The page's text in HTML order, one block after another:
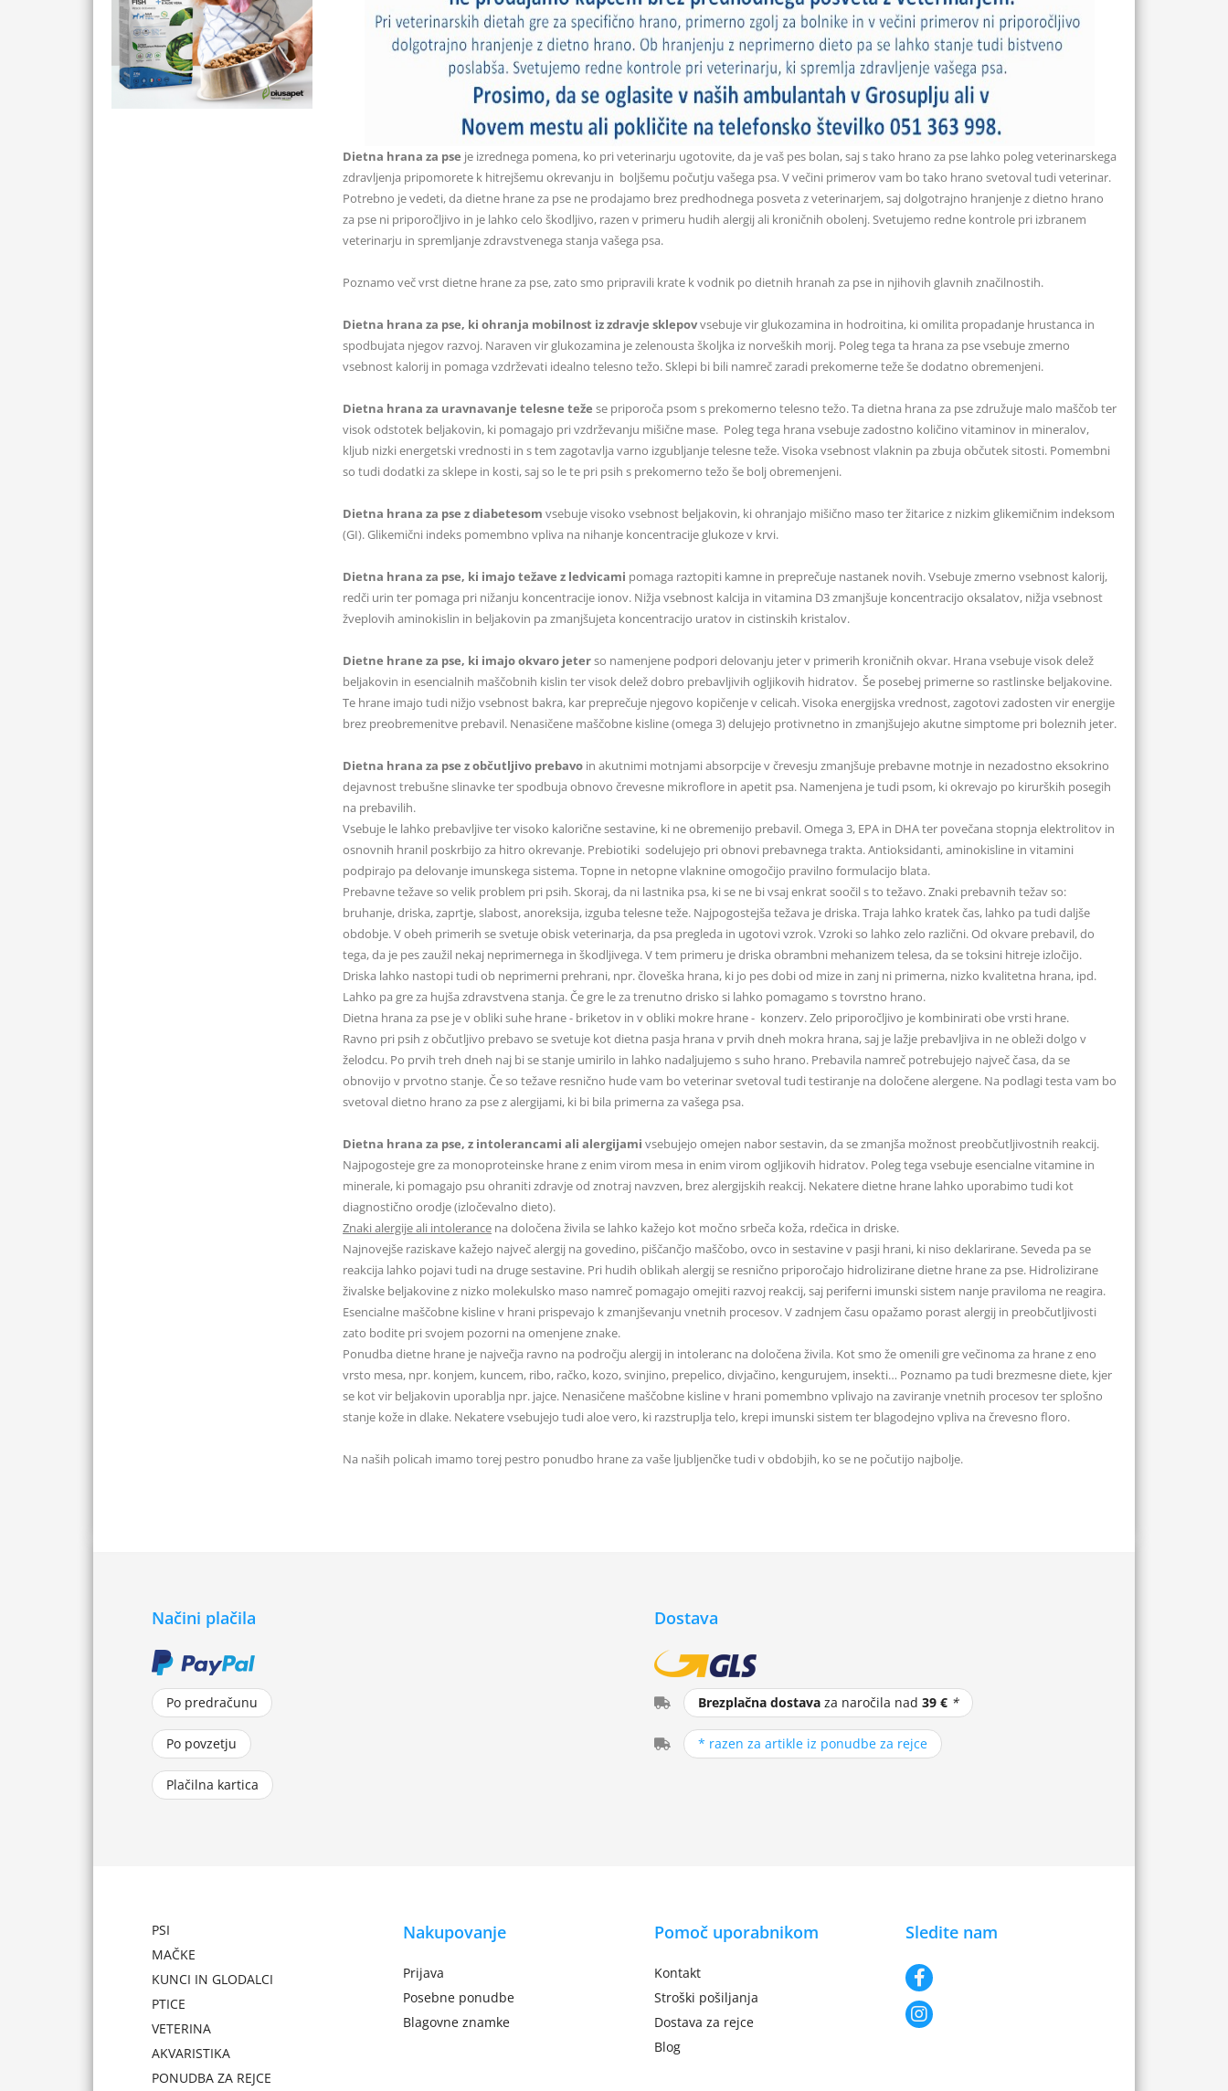
Dietna hrana za pse je izrednega pomena, ko pri veterinarju ugotovite, da je vaš pes bolan, saj s tako hrano za pse lahko poleg veterinarskega
zdravljenja pripomorete k hitrejšemu okrevanju in boljšemu počutju vašega psa. V večini primerov vam bo tako hrano svetoval tudi veterinar.
Potrebno je vedeti, da dietne hrane za pse ne prodajamo brez predhodnega posveta z veterinarjem, saj dolgotrajno hranjenje z dietno hrano
za pse ni priporočljivo in je lahko celo škodljivo, razen v primeru hudih alergij ali kroničnih obolenj. Svetujemo redne kontrole pri izbranem
veterinarju in spremljanje zdravstvenega stanja vašega psa.
Poznamo več vrst dietne hrane za pse, zato smo pripravili krate k vodnik po dietnih hranah za pse in njihovih glavnih značilnostih.
Dietna hrana za pse, ki ohranja mobilnost iz zdravje sklepovvsebuje vir glukozamina in hodroitina, ki omilita propadanje hrustanca in
spodbujata njegov razvoj. Naraven vir glukozamina je zelenousta školjka iz norveških morij. Poleg tega ta hrana za pse vsebuje zmerno
vsebnost kalorij in pomaga vzdrževati idealno telesno težo. Sklepi bi bili namreč zaradi prekomerne teže še dodatno obremenjeni.
Dietna hrana za uravnavanje telesne teže se priporoča psom s prekomerno telesno težo. Ta dietna hrana za pse združuje malo maščob ter
visok odstotek beljakovin, ki pomagajo pri vzdrževanju mišične mase. Poleg tega hrana vsebuje zadostno količino vitaminov in mineralov,
kljub nizki energetski vrednosti in s tem zagotavlja varno izgubljanje telesne teže. Visoka vsebnost vlaknin pa zbuja občutek sitosti. Pomembni
so tudi dodatki za sklepe in kosti, saj so le te pri psih s prekomerno težo še bolj obremenjeni.
Dietna hrana za pse z diabetesom vsebuje visoko vsebnost beljakovin, ki ohranjajo mišično maso ter žitarice z nizkim glikemičnim indeksom
(GI). Glikemični indeks pomembno vpliva na nihanje koncentracije glukoze v krvi.
Dietna hrana za pse, ki imajo težave z ledvicami pomaga raztopiti kamne in preprečuje nastanek novih. Vsebuje zmerno vsebnost kalorij,
redči urin ter pomaga pri nižanju koncentracije ionov. Nižja vsebnost kalcija in vitamina D3 zmanjšuje koncentracijo oksalatov, nižja vsebnost
žveplovih aminokislin in beljakovin pa zmanjšujeta koncentracijo uratov in cistinskih kristalov.
Dietne hrane za pse, ki imajo okvaro jeterso namenjene podpori delovanju jeter v primerih kroničnih okvar. Hrana vsebuje visok delež
beljakovin in esencialnih maščobnih kislin ter visok delež dobro prebavljivih ogljikovih hidratov. Še posebej primerne so rastlinske beljakovine.
Te hrane imajo tudi nižjo vsebnost bakra, kar preprečuje njegovo kopičenje v celicah. Visoka energijska vrednost, zagotovi zadosten vir energije
brez preobremenitve prebavil. Nenasičene maščobne kisline (omega 3) delujejo protivnetno in zmanjšujejo akutne simptome pri boleznih jeter.
Dietna hrana za pse z občutljivo prebavo in akutnimi motnjami absorpcije v črevesju zmanjšuje prebavne motnje in nezadostno eksokrino
dejavnost trebušne slinavke ter spodbuja obnovo črevesne mikroflore in apetit psa. Namenjena je tudi psom, ki okrevajo po kirurških posegih
na prebavilih.
Vsebuje le lahko prebavljive ter visoko kalorične sestavine, ki ne obremenijo prebavil. Omega 3, EPA in DHA ter povečana stopnja elektrolitov in
osnovnih hranil poskrbijo za hitro okrevanje. Prebiotiki sodelujejo pri obnovi prebavnega trakta. Antioksidanti, aminokisline in vitamini
podpirajo pa delovanje imunskega sistema. Topne in netopne vlaknine omogočijo pravilno formulacijo blata.
Prebavne težave so velik problem pri psih. Skoraj, da ni lastnika psa, ki se ne bi vsaj enkrat soočil s to težavo. Znaki prebavnih težav so:
bruhanje, driska, zaprtje, slabost, anoreksija, izguba telesne teže. Najpogostejša težava je driska. Traja lahko kratek čas, lahko pa tudi daljše
obdobje. V obeh primerih se svetuje obisk veterinarja, da psa pregleda in ugotovi vzrok. Vzroki so lahko zelo različni. Od okvare prebavil, do
tega, da je pes zaužil nekaj neprimernega in škodljivega. V tem primeru je driska obrambni mehanizem telesa, da se toksini hitreje izločijo.
Driska lahko nastopi tudi ob neprimerni prehrani, npr. človeška hrana, ki jo pes dobi od mize in zanj ni primerna, nizko kvalitetna hrana, ipd.
Lahko pa gre za hujša zdravstvena stanja. Če gre le za trenutno drisko si lahko pomagamo s tovrstno hrano.
Dietna hrana za pse je v obliki suhe hrane - briketov in v obliki mokre hrane - konzerv. Zelo priporočljivo je kombinirati obe vrsti hrane.
Ravno pri psih z občutljivo prebavo se svetuje kot dietna pasja hrana v prvih dneh mokra hrana, saj je lažje prebavljiva in ne obleži dolgo v
želodcu. Po prvih treh dneh naj bi se stanje umirilo in lahko nadaljujemo s suho hrano. Prebavila namreč potrebujejo največ časa, da se
obnovijo v prvotno stanje. Če so težave resnično hude vam bo veterinar svetoval tudi testiranje na določene alergene. Na podlagi testa vam bo
svetoval dietno hrano za pse z alergijami, ki bi bila primerna za vašega psa.
Dietna hrana za pse, z intolerancami ali alergijami vsebujejo omejen nabor sestavin, da se zmanjša možnost preobčutljivostnih reakcij.
Najpogosteje gre za monoproteinske hrane z enim virom mesa in enim virom ogljikovih hidratov. Poleg tega vsebuje esencialne vitamine in
minerale, ki pomagajo psu ohraniti zdravje od znotraj navzven, brez alergijskih reakcij. Nekatere dietne hrane lahko uporabimo tudi kot
diagnostično orodje (izločevalno dieto).
Znaki alergije ali intolerance na določena živila se lahko kažejo kot močno srbeča koža, rdečica in driske.
Najnovejše raziskave kažejo največ alergij na govedino, piščančjo maščobo, ovco in sestavine v pasji hrani, ki niso deklarirane. Seveda pa se
reakcija lahko pojavi tudi na druge sestavine. Pri hudih oblikah alergij se resnično priporočajo hidrolizirane dietne hrane za pse. Hidrolizirane
živalske beljakovine z nizko molekulsko maso namreč pomagajo omejiti razvoj reakcij, saj periferni imunski sistem nanje praviloma ne reagira.
Esencialne maščobne kisline v hrani prispevajo k zmanjševanju vnetnih procesov. V zadnjem času opažamo porast alergij in preobčutljivosti
zato bodite pri svojem pozorni na omenjene znake.
Ponudba dietne hrane je največja ravno na področju alergij in intoleranc na določena živila. Kot smo že omenili gre večinoma za hrane z eno
vrsto mesa, npr. konjem, kuncem, ribo, račko, kozo, svinjino, prepelico, divjačino, kengurujem, insekti… Poznamo pa tudi brezmesne diete, kjer
se kot vir beljakovin uporablja npr. jajce. Nenasičene maščobne kisline v hrani pomembno vplivajo na zaviranje vnetnih procesov ter splošno
stanje kože in dlake. Nekatere vsebujejo tudi aloe vero, ki razstruplja telo, krepi imunski sistem ter blagodejno vpliva na črevesno floro.
Na naših policah imamo torej pestro ponudbo hrane za vaše ljubljenčke tudi v obdobjih, ko se ne počutijo najbolje.
Načini plačila
Po predračunu
Po povzetju
Plačilna kartica
Dostava
Brezplačna dostavaza naročila nad 39 € *
* razen za artikle iz ponudbe za rejce
PSI
MAČKE
KUNCI IN GLODALCI
PTICE
VETERINA
AKVARISTIKA
PONUDBA ZA REJCE
Nakupovanje
Prijava
Posebne ponudbe
Blagovne znamke
Pomoč uporabnikom
Kontakt
Stroški pošiljanja
Dostava za rejce
Blog
Sledite nam